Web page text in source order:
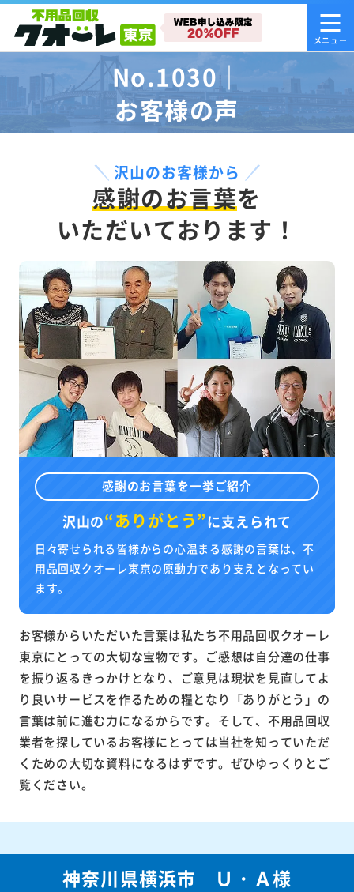
No.1030｜
お客様の声
沢山のお客様から
感謝のお言葉を
いただいております！
感謝のお言葉を一挙ご紹介
沢山の“ありがとう”に支えられて
日々寄せられる皆様からの心温まる感謝の言葉は、不
用品回収クオーレ東京の原動力であり支えとなってい
ます。
お客様からいただいた言葉は私たち不用品回収クオーレ
東京にとっての大切な宝物です。ご感想は自分達の仕事
を振り返るきっかけとなり、ご意見は現状を見直してよ
り良いサービスを作るための糧となり「ありがとう」の
言葉は前に進む力になるからです。そして、不用品回収
業者を探しているお客様にとっては当社を知っていただ
くための大切な資料になるはずです。ぜひゆっくりとご
覧ください。
神奈川県横浜市 Ｕ・Ａ様